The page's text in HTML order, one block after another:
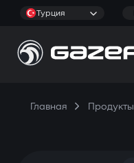
Турция
Главная Продукты